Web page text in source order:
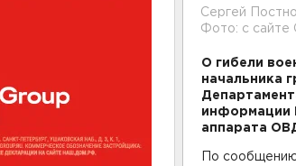
Сергей
Фото: с сайте
О гибели
начальника
информации
аппарата
По